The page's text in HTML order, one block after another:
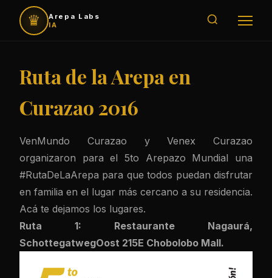
♛
Arepa Labs
IA
Ruta de la Arepa en
Curazao 2016
VenMundo Curazao y Venex Curazao
organizaron para el 5to Arepazo Mundial una
#RutaDeLaArepa para que todos puedan disfrutar
en familia en el lugar más cercano a su residencia.
Acá te dejamos los lugares.
Ruta 1: Restaurante Nagaurá,
SchottegatwegOost 215E Chobolobo Mall.